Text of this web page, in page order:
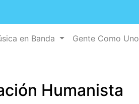
en Banda Gente Como Uno
Humanista